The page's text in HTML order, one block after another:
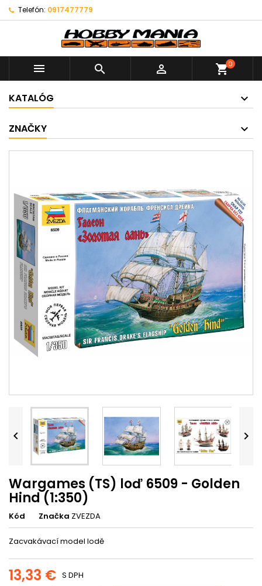
Telefón: 0917477779
   shopping_cart0
KATALÓG
ZNAČKY
 
Wargames (TS) loď 6509 - Golden
Hind (1:350)
Kód Značka ZVEZDA
Zacvakávací model lodě
13,33 € S DPH